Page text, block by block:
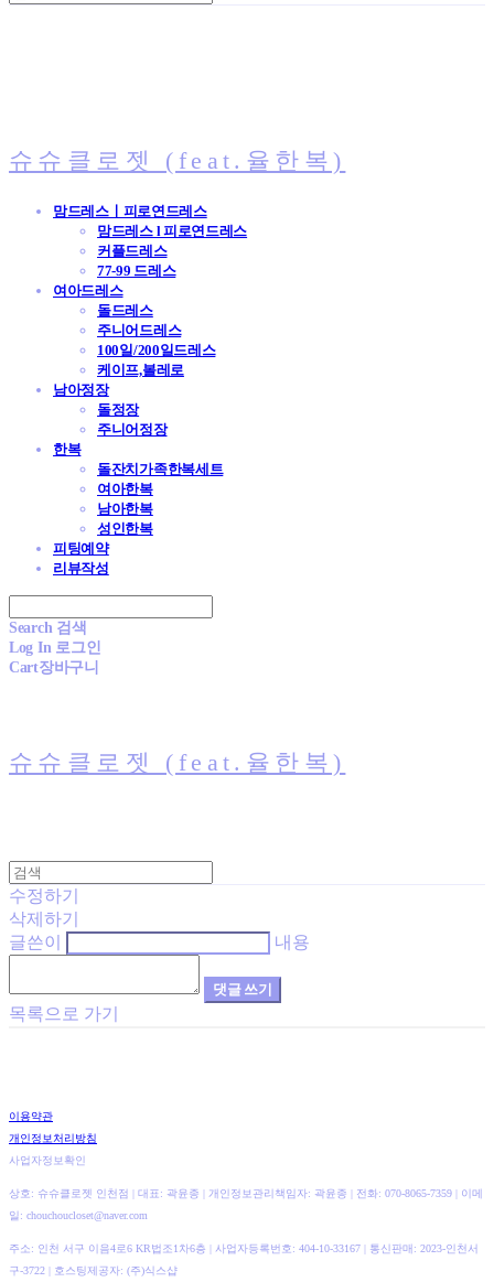
슈슈클로젯 (feat.율한복)
맘드레스ㅣ피로연드레스
맘드레스 l 피로연드레스
커플드레스
77-99 드레스
여아드레스
돌드레스
주니어드레스
100일/200일드레스
케이프,볼레로
남아정장
돌정장
주니어정장
한복
돌잔치가족한복세트
여아한복
남아한복
성인한복
피팅예약
리뷰작성
Search 검색
Log In 로그인
Cart장바구니
슈슈클로젯 (feat.율한복)
수정하기
삭제하기
글쓴이
내용
댓글 쓰기
목록으로 가기
이용약관
개인정보처리방침
사업자정보확인
상호: 슈슈클로젯 인천점 | 대표: 곽윤종 | 개인정보관리책임자: 곽윤종 | 전화: 070-8065-7359 | 이메
일: chouchoucloset@naver.com
주소: 인천 서구 이음4로6 KR법조1차6층 | 사업자등록번호: 404-10-33167 | 통신판매: 2023-인천서
구-3722 | 호스팅제공자: (주)식스샵